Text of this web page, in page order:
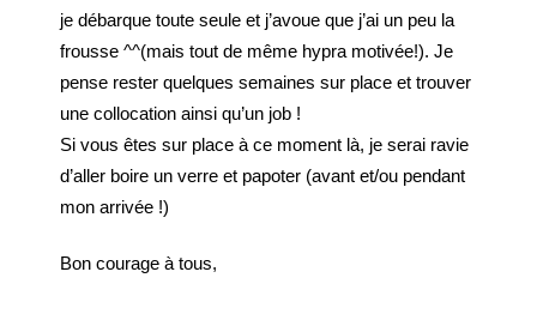
je débarque toute seule et j’avoue que j’ai un peu la
frousse ^^(mais tout de même hypra motivée!). Je
pense rester quelques semaines sur place et trouver
une collocation ainsi qu’un job !
Si vous êtes sur place à ce moment là, je serai ravie
d’aller boire un verre et papoter (avant et/ou pendant
mon arrivée !)
Bon courage à tous,